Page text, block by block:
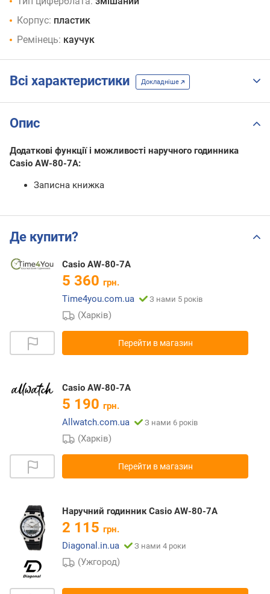
Корпус: пластик
Ремінець: каучук
Всі характеристики Докладніше
Опис
Додаткові функції і можливості наручного годинника
Casio AW-80-7A:
Записна книжка
Де купити?
Casio AW-80-7A
5 360 грн.
Time4you.com.ua
З нами 5 років
(Харків)
Перейти в магазин
Casio AW-80-7A
5 190 грн.
Allwatch.com.ua
З нами 6 років
(Харків)
Перейти в магазин
Наручний годинник Casio AW-80-7A
2 115 грн.
Diagonal.in.ua
З нами 4 роки
(Ужгород)